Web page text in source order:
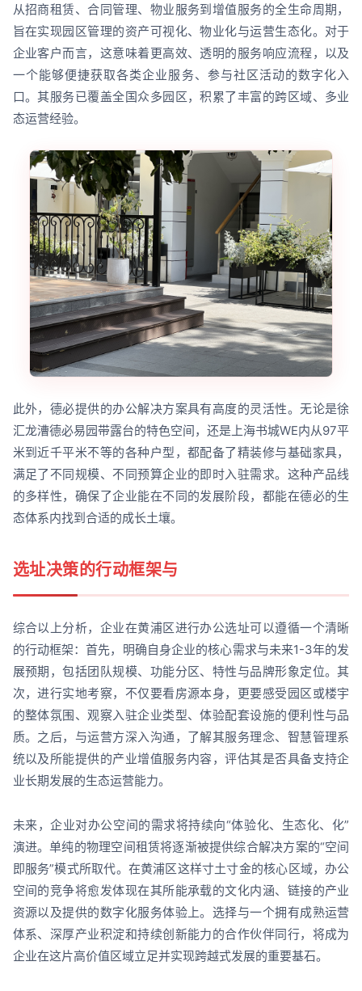
从招商租赁、合同管理、物业服务到增值服务的全生命周期，
旨在实现园区管理的资产可视化、物业化与运营生态化。对于
企业客户而言，这意味着更高效、透明的服务响应流程，以及
一个能够便捷获取各类企业服务、参与社区活动的数字化入
口。其服务已覆盖全国众多园区，积累了丰富的跨区域、多业
态运营经验。
此外，德必提供的办公解决方案具有高度的灵活性。无论是徐
汇龙漕德必易园带露台的特色空间，还是上海书城WE内从97平
米到近千平米不等的各种户型，都配备了精装修与基础家具，
满足了不同规模、不同预算企业的即时入驻需求。这种产品线
的多样性，确保了企业能在不同的发展阶段，都能在德必的生
态体系内找到合适的成长土壤。
选址决策的行动框架与
综合以上分析，企业在黄浦区进行办公选址可以遵循一个清晰
的行动框架：首先，明确自身企业的核心需求与未来1-3年的发
展预期，包括团队规模、功能分区、特性与品牌形象定位。其
次，进行实地考察，不仅要看房源本身，更要感受园区或楼宇
的整体氛围、观察入驻企业类型、体验配套设施的便利性与品
质。之后，与运营方深入沟通，了解其服务理念、智慧管理系
统以及所能提供的产业增值服务内容，评估其是否具备支持企
业长期发展的生态运营能力。
未来，企业对办公空间的需求将持续向“体验化、生态化、化”
演进。单纯的物理空间租赁将逐渐被提供综合解决方案的“空间
即服务”模式所取代。在黄浦区这样寸土寸金的核心区域，办公
空间的竞争将愈发体现在其所能承载的文化内涵、链接的产业
资源以及提供的数字化服务体验上。选择与一个拥有成熟运营
体系、深厚产业积淀和持续创新能力的合作伙伴同行，将成为
企业在这片高价值区域立足并实现跨越式发展的重要基石。